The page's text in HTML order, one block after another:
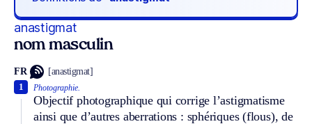
anastigmat
nom masculin
FR [anastigmat]
Photographie.
Objectif photographique qui corrige l’astigmatisme
ainsi que d’autres aberrations : sphériques (flous), de
1